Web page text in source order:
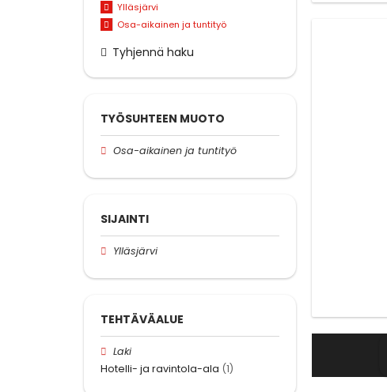
Ylläsjärvi
Osa-aikainen ja tuntityö
Tyhjennä haku
TYÖSUHTEEN MUOTO
Osa-aikainen ja tuntityö
SIJAINTI
Ylläsjärvi
TEHTÄVÄALUE
Laki
Hotelli- ja ravintola-ala (1)